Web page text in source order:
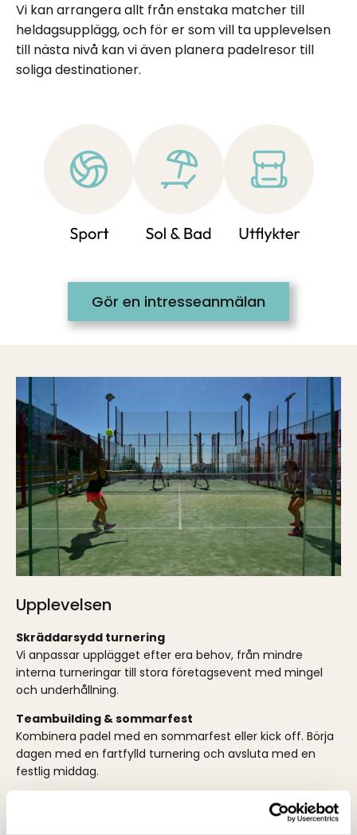
Vi kan arrangera allt från enstaka matcher till
heldagsupplägg, och för er som vill ta upplevelsen
till nästa nivå kan vi även planera padelresor till
soliga destinationer.
Gör en intresseanmälan
Upplevelsen
Skräddarsydd turnering
Vi anpassar upplägget efter era behov, från mindre
interna turneringar till stora företagsevent med mingel
och underhållning.
Teambuilding & sommarfest
Kombinera padel med en sommarfest eller kick off. Börja
dagen med en fartfylld turnering och avsluta med en
festlig middag.
Skapa en unik upplevelse med branding av padelhallen,